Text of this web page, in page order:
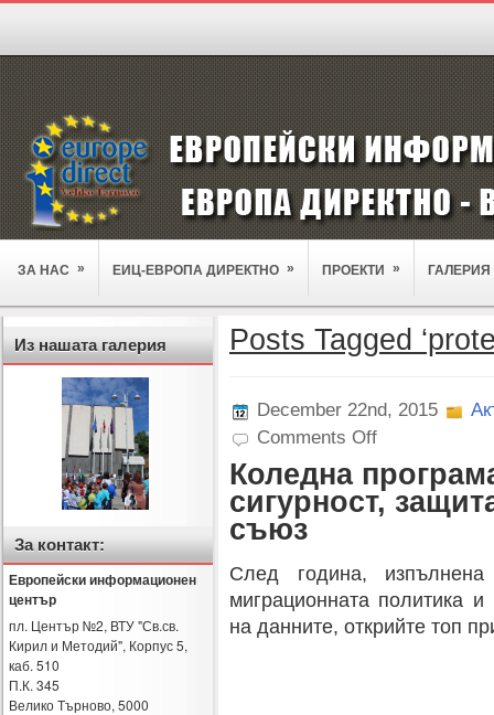
ЗА НАС » ЕИЦ-ЕВРОПА ДИРЕКТНО » ПРОЕКТИ » ГАЛЕРИЯ
Из нашата галерия
За контакт:
Европейски информационен
център
пл. Център №2, ВТУ "Св.св.
Кирил и Методий", Корпус 5,
каб. 510
П.К. 345
Велико Търново, 5000
Posts Tagged
December 22nd, 2015
Comments Offon
програма:
на
хоризонта
защита
на
Коледна
сигурност,
съюз
След година,
миграционната политика
на данните, открийте топ